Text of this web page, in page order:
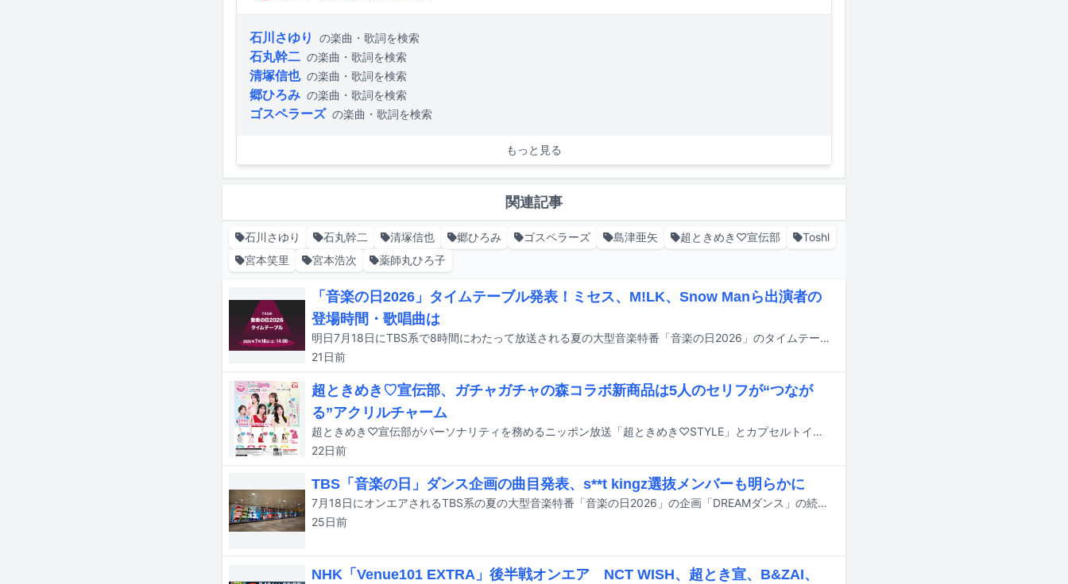
石川さゆり の楽曲・歌詞を検索
石丸幹二 の楽曲・歌詞を検索
清塚信也 の楽曲・歌詞を検索
郷ひろみ の楽曲・歌詞を検索
ゴスペラーズ の楽曲・歌詞を検索
もっと見る
関連記事
石川さゆり 石丸幹二 清塚信也 郷ひろみ ゴスペラーズ 島津亜矢 超ときめき♡宣伝部
Toshl
宮本笑里
宮本浩次 薬師丸ひろ子
「音楽の日2026」タイムテーブル発表！ミセス、M!LK、Snow Manら出演者の
登場時間・歌唱曲は
明日7月18日にTBS系で8時間にわたって放送される夏の大型音楽特番「音楽の日2026」のタイムテーブルが発表された。
21日前
超ときめき♡宣伝部、ガチャガチャの森コラボ新商品は5人のセリフが“つなが
る”アクリルチャーム
超ときめき♡宣伝部がパーソナリティを務めるニッポン放送「超ときめき♡STYLE」とカプセルトイ専門店「ガチャガチャの森」によるコラボアイテム「コラボ つながる！アクリルチャーム」の発売が決定した。
22日前
TBS「音楽の日」ダンス企画の曲目発表、s**t kingz選抜メンバーも明らかに
7月18日にオンエアされるTBS系の夏の大型音楽特番「音楽の日2026」の企画「DREAMダンス」の続報が明らかに。番組の出演アーティスト第4弾やそのほかの企画詳細も発表された。
25日前
NHK「Venue101 EXTRA」後半戦オンエア NCT WISH、超とき宣、B&ZAI、